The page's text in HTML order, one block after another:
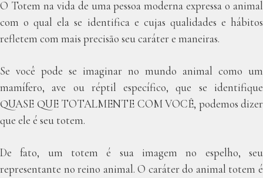
O Totem na vida de uma pessoa moderna expressa o animal
com o qual ela se identifica e cujas qualidades e hábitos
refletem com mais precisão seu caráter e maneiras.
Se você pode se imaginar no mundo animal como um
mamífero, ave ou réptil específico, que se identifique
QUASE QUE TOTALMENTE COM VOCÊ, podemos dizer
que ele é seu totem.
De fato, um totem é sua imagem no espelho, seu
representante no reino animal. O caráter do animal totem é